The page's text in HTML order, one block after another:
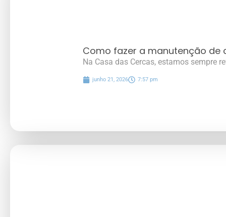
Como fazer a manutenção de
Na Casa das Cercas, estamos sempre
junho 21, 2026 7:57 pm